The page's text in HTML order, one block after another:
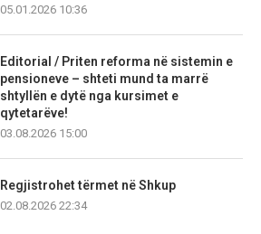
05.01.2026 10:36
Editorial / Priten reforma në sistemin e
pensioneve – shteti mund ta marrë
shtyllën e dytë nga kursimet e
qytetarëve!
03.08.2026 15:00
Regjistrohet tërmet në Shkup
02.08.2026 22:34